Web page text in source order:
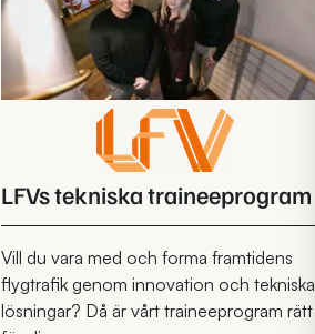
LFVs tekniska traineeprogram
Vill du vara med och forma framtidens
flygtrafik genom innovation och tekniska
lösningar? Då är vårt traineeprogram rätt